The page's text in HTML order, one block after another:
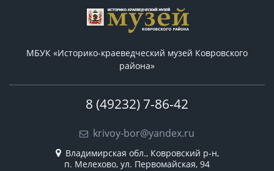
МБУК «Историко-краеведческий музей Ковровского
района»
8 (49232) 7-86-42
krivoy-bor@yandex.ru
Владимирская обл., Ковровский р-н,
п. Мелехово, ул. Первомайская, 94